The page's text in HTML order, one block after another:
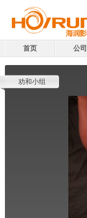
首页 公司
劝和小组